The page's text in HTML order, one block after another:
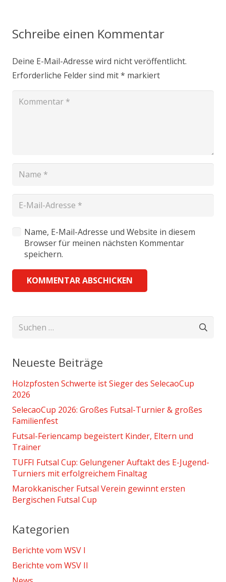
Schreibe einen Kommentar
Deine E-Mail-Adresse wird nicht veröffentlicht.
Erforderliche Felder sind mit* markiert
Name, E-Mail-Adresse und Website in diesem
Browser für meinen nächsten Kommentar
speichern.
KOMMENTAR ABSCHICKEN
Suchen
Neueste Beiträge
Holzpfosten Schwerte ist Sieger des SelecaoCup
2026
SelecaoCup 2026: Großes Futsal-Turnier & großes
Familienfest
Futsal-Feriencamp begeistert Kinder, Eltern und
Trainer
TUFFI Futsal Cup: Gelungener Auftakt des E-Jugend-
Turniers mit erfolgreichem Finaltag
Marokkanischer Futsal Verein gewinnt ersten
Bergischen Futsal Cup
Kategorien
Berichte vom WSV I
Berichte vom WSV II